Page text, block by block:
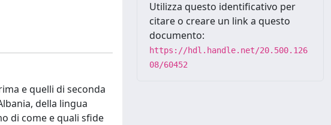
e quelli di seconda
della lingua
di come e quali sfide
Utilizza questo identificativo per
citare o creare un link a questo
documento:
https://hdl.handle.net/20.500.126
08/60452